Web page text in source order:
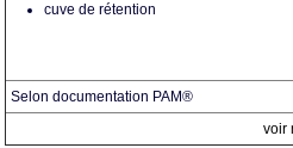
cuve de rétention
Selon documentation PAM®
voir